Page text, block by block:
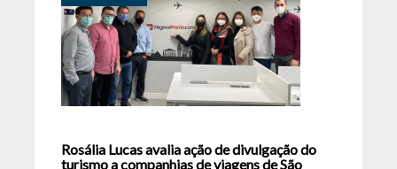
Rosália Lucas avalia ação de divulgação do
turismo a companhias de viagens de São